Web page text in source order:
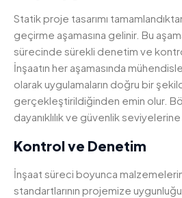
Statik proje tasarımı
geçirme aşamasına gelinir. Bu
sürecinde sürekli denetim ve
İnşaatın her aşamasında
olarak uygulamaların doğru bir
gerçekleştirildiğinden emin olur.
dayanıklılık ve güvenlik
Kontrol ve Denetim
İnşaat süreci boyunca
standartlarının projemize